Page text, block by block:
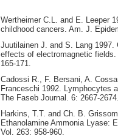
Wertheimer C.L. and E. Leeper
childhood cancers. Am. J.
Juutilainen J. and S. Lang
effects of electromagnetic
165-171.
Cadossi R., F. Bersani, A.
Franceschi 1992. Lymphocytes
The Faseb Journal. 6: 2667-
Harkins, T.T. and Ch. B.
Ethanolamine Ammonia Lyase:
Vol. 263: 958-960.